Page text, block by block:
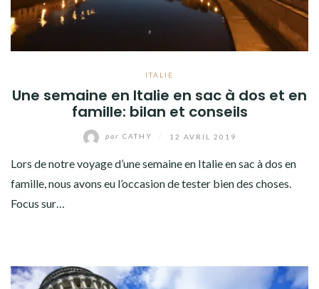
ITALIE
Une semaine en Italie en sac à dos et en
famille: bilan et conseils
par CATHY 12 AVRIL 2019
Lors de notre voyage d’une semaine en Italie en sac à dos en
famille, nous avons eu l’occasion de tester bien des choses.
Focus sur…
AFRIQUE
AMÉRIQUE DU NORD
AMÉRIQUE DU SUD
CONTACT